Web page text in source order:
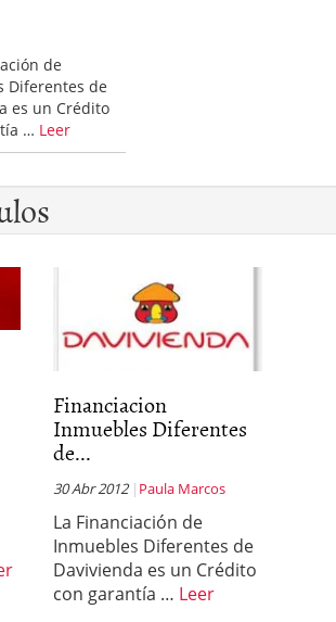
de
Diferentes de
es un Crédito
… Leer
Financiacion
Inmuebles Diferentes
de...
30 Abr 2012 Paula Marcos
La Financiación de
Inmuebles Diferentes de
Davivienda es un Crédito
con garantía … Leer